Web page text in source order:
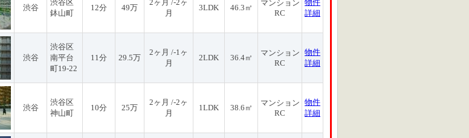
渋谷
渋谷区
鉢山町
12分 49万
2ヶ月 /-2ヶ
月
3LDK 46.3㎡
マンション
RC
物件
詳細
渋谷
渋谷区
南平台
町19-22
11分 29.5万
2ヶ月 /-1ヶ
月
2LDK 36.4㎡
マンション
RC
物件
詳細
渋谷
渋谷区
神山町
10分 25万
2ヶ月 /-2ヶ
月
1LDK 38.6㎡
マンション
RC
物件
詳細